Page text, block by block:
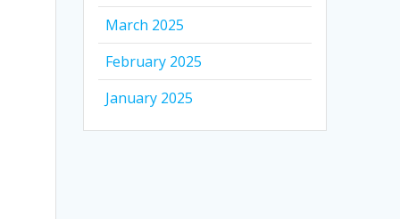
March 2025
February 2025
January 2025